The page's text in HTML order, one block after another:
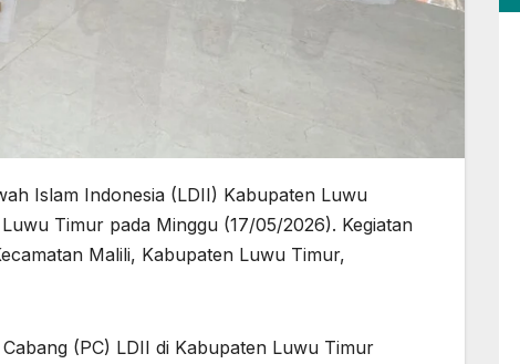
Islam Indonesia (LDII) Kabupaten Luwu
Timur pada Minggu (17/05/2026). Kegiatan
Malili, Kabupaten Luwu Timur,
(PC) LDII di Kabupaten Luwu Timur